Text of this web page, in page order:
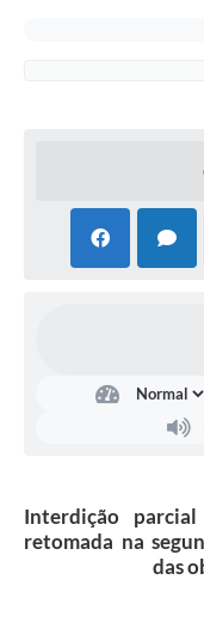
Interdição
retomada na
das